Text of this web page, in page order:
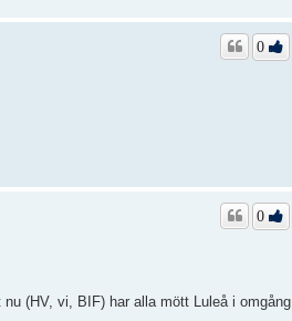
0
0
(HV, vi, BIF) har alla mött Luleå i omgång